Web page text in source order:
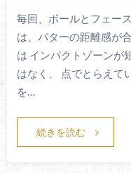
毎回、ボールとフェー
は、パターの距離感が
は インパクトゾーンが
はなく、 点でとらえて
を…
続きを読む